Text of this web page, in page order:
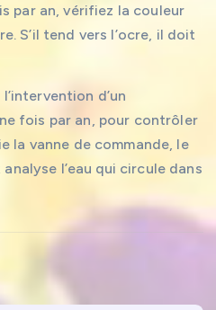
par an, vérifiez la couleur
S’il tend vers l’ocre, il doit
d’un
fois par an, pour contrôler
la vanne de commande, le
l’eau qui circule dans